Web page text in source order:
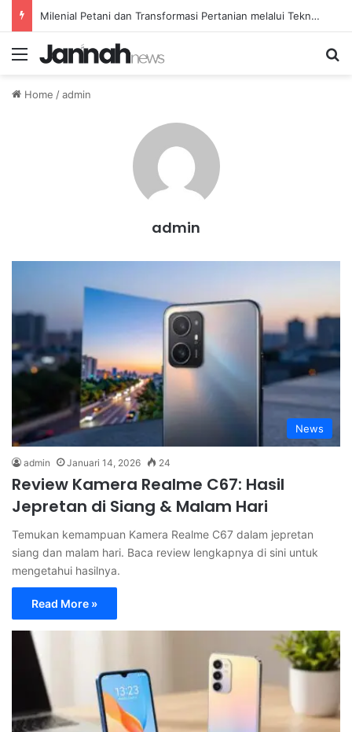
Milenial Petani dan Transformasi Pertanian melalui Teknologi Digital
Menu
Home /admin
admin
News
admin Januari 14, 2026 24
Review Kamera Realme C67: Hasil
Jepretan di Siang & Malam Hari
Temukan kemampuan Kamera Realme C67 dalam jepretan
siang dan malam hari. Baca review lengkapnya di sini untuk
mengetahui hasilnya.
Read More »